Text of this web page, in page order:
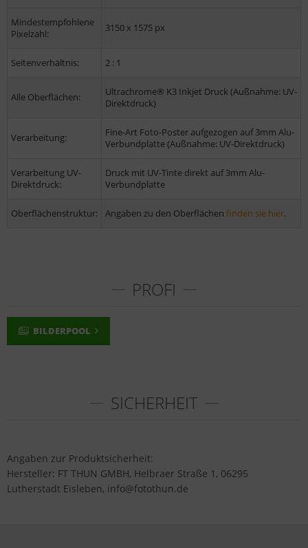
Mindestempfohlene
Pixelzahl:
3150 x 1575 px
Seitenverhältnis: 2 : 1
Alle Oberflächen:
Ultrachrome® K3 Inkjet Druck (Außnahme: UV-
Direktdruck)
Verarbeitung:
Fine-Art Foto-Poster aufgezogen auf 3mm Alu-
Verbundplatte (Außnahme: UV-Direktdruck)
Verarbeitung UV-
Direktdruck:
Druck mit UV-Tinte direkt auf 3mm Alu-
Verbundplatte
Oberflächenstruktur: Angaben zu den Oberflächen finden sie hier.
PROFI
BILDERPOOL
SICHERHEIT
Angaben zur Produktsicherheit:
Hersteller: FT THUN GMBH, Helbraer Straße 1, 06295
Lutherstadt Eisleben, info@fotothun.de